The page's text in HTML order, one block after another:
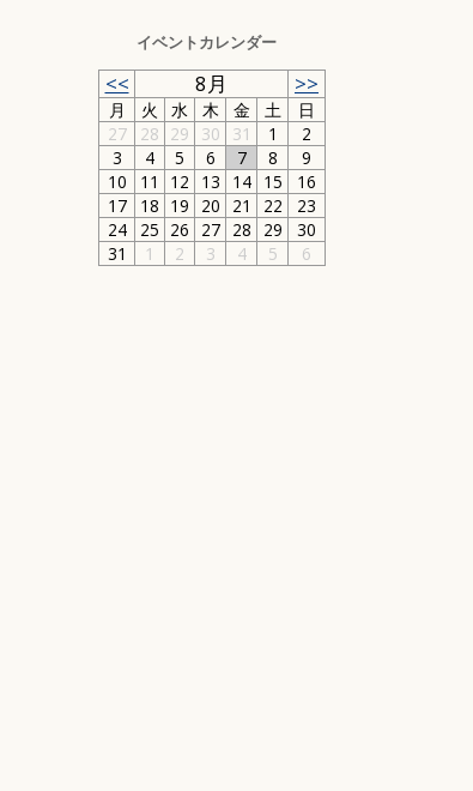
イベントカレンダー
<< 8月 >>
月 火 水 木 金 土
日
27
28 29 30 31 1
2
3
4 5 6 7 8
9
10
11 12 13 14 15
16
17
18 19 20 21 22
23
24
25 26 27 28 29
30
31
1 2 3 4 5 6